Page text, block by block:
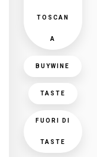
TOSCAN
A
BUYWINE
TASTE
FUORI DI
TASTE